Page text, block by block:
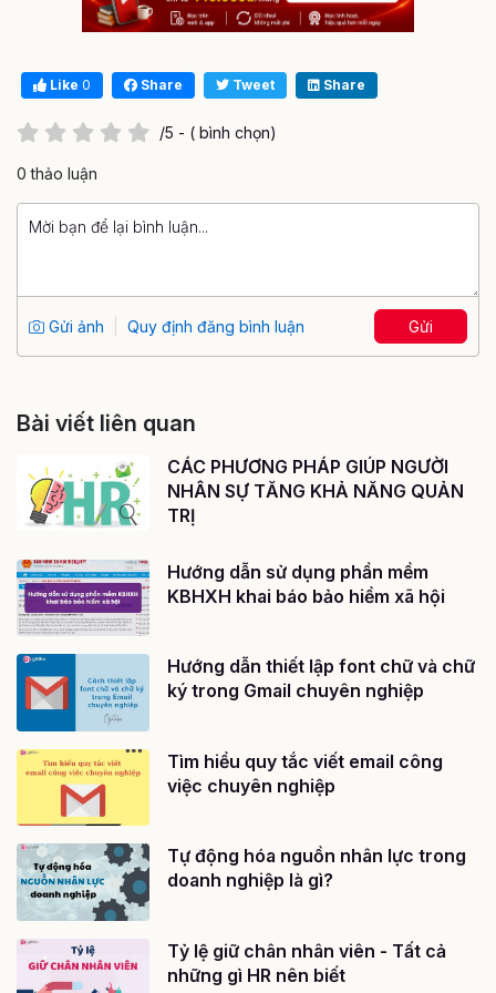
Like 0 Share Tweet Share
/5 - ( bình chọn)
0 thảo luận
Gửi ảnh Quy định đăng bình luận Gửi
Bài viết liên quan
CÁC PHƯƠNG PHÁP GIÚP NGƯỜI
NHÂN SỰ TĂNG KHẢ NĂNG QUẢN
TRỊ
Hướng dẫn sử dụng phần mềm
KBHXH khai báo bảo hiểm xã hội
Hướng dẫn thiết lập font chữ và chữ
ký trong Gmail chuyên nghiệp
Tìm hiểu quy tắc viết email công
việc chuyên nghiệp
Tự động hóa nguồn nhân lực trong
doanh nghiệp là gì?
Tỷ lệ giữ chân nhân viên - Tất cả
những gì HR nên biết